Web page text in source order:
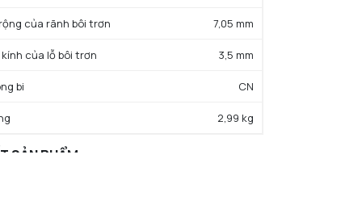
của rãnh bôi trơn 7,05 mm
của lỗ bôi trơn 3,5 mm
bi CN
2,99 kg
SẢN PHẨM